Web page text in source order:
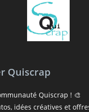
Quiscrap
Quiscrap ! 🎨
idées créatives et